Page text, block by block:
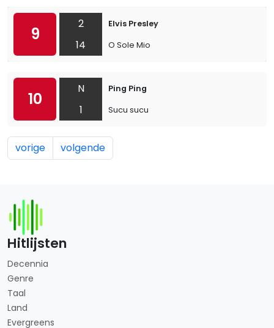
9
2
14
Elvis Presley
O Sole Mio
10
N
1
Ping Ping
Sucu sucu
vorige volgende
Hitlijsten
Decennia
Genre
Taal
Land
Evergreens